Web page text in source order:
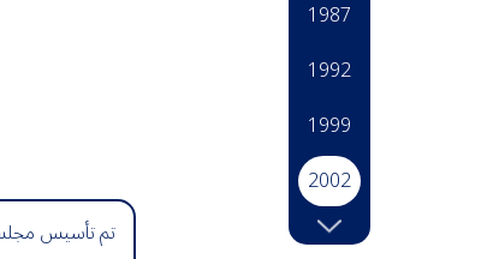
1987
1992
1999
2002
2003
تم تأسيس مجلس